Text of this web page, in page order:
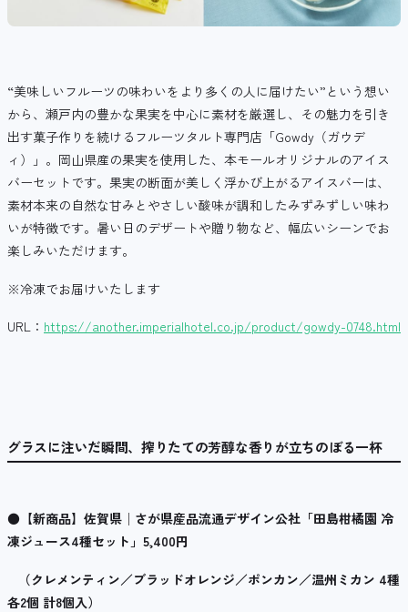
“美味しいフルーツの味わいをより多くの人に届けたい”という想い
から、瀬戸内の豊かな果実を中心に素材を厳選し、その魅力を引き
出す菓子作りを続けるフルーツタルト専門店「Gowdy（ガウデ
ィ）」。岡山県産の果実を使用した、本モールオリジナルのアイス
バーセットです。果実の断面が美しく浮かび上がるアイスバーは、
素材本来の自然な甘みとやさしい酸味が調和したみずみずしい味わ
いが特徴です。暑い日のデザートや贈り物など、幅広いシーンでお
楽しみいただけます。
※冷凍でお届けいたします
URL： https://another.imperialhotel.co.jp/product/gowdy-0748.html
グラスに注いだ瞬間、搾りたての芳醇な香りが立ちのぼる一杯
● 【新商品】佐賀県│さが県産品流通デザイン公社「田島柑橘園 冷
凍ジュース4種セット」 5,400円
（クレメンティン／ブラッドオレンジ／ポンカン／温州ミカン 4種
各2個 計8個入）